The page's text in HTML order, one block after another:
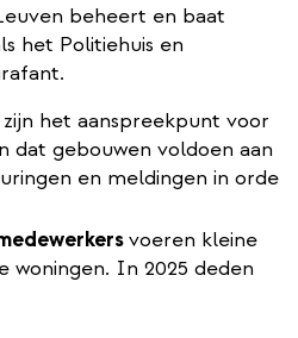
beheert en baat
het Politiehuis en
zijn het aanspreekpunt voor
dat gebouwen voldoen aan
en meldingen in orde
voeren kleine
woningen. In 2025 deden